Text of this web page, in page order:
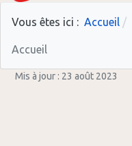
Vous êtes ici : Accueil
Accueil
Mis à jour : 23 août 2023